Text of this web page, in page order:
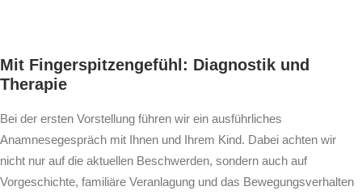
Mit Fingerspitzengefühl: Diagnostik und
Therapie
Bei der ersten Vorstellung führen wir ein ausführliches
Anamnesegespräch mit Ihnen und Ihrem Kind. Dabei achten wir
nicht nur auf die aktuellen Beschwerden, sondern auch auf
Vorgeschichte, familiäre Veranlagung und das Bewegungsverhalten